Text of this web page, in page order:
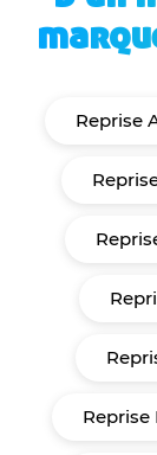
Reprise
Reprise